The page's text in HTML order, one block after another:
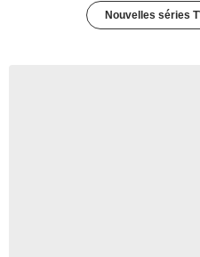
Nouvelles séries